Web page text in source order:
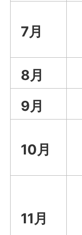
7月
8月
9月
10月
11月